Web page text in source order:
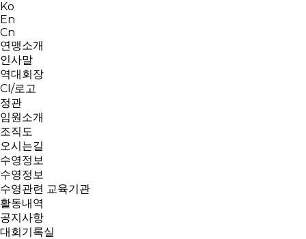
Ko
En
Cn
연맹소개
인사말
역대회장
CI/로고
정관
임원소개
조직도
오시는길
수영정보
수영정보
수영관련 교육기관
활동내역
공지사항
대회기록실